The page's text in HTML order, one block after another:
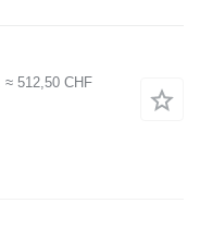
≈ 512,50 CHF